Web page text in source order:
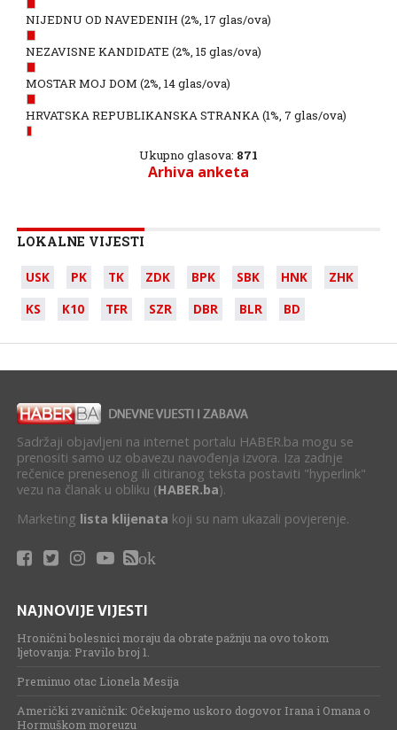
NIJEDNU OD NAVEDENIH (2%, 17 glas/ova)
NEZAVISNE KANDIDATE (2%, 15 glas/ova)
MOSTAR MOJ DOM (2%, 14 glas/ova)
HRVATSKA REPUBLIKANSKA STRANKA(1%, 7 glas/ova)
Ukupno glasova: 871
Arhiva anketa
LOKALNE VIJESTI
USK PK TK ZDK BPK SBK HNK
ZHK
KS
K10 TFR SZR DBR BLR BD
Sadržaji objavljeni na internet portalu HABER.ba mogu se
prenositi samo uz obavezu navođenja izvora. Iza zadnje
rečenice prenesenog ili citiranog teksta postaviti "hyperlink"
vezu na članak u obliku (HABER.ba).
Marketing lista klijenata koji su nam ukazali povjerenje.
ok
NAJNOVIJE VIJESTI
Hronični bolesnici moraju da obrate pažnju na ovo tokom
ljetovanja: Pravilo broj 1.
Preminuo otac Lionela Mesija
Američki zvaničnik: Očekujemo uskoro dogovor Irana i Omana o
Hormuškom moreuzu